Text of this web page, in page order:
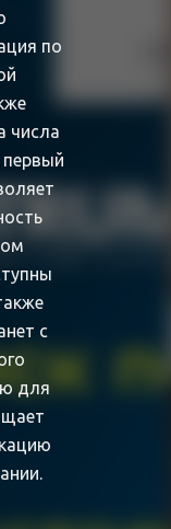
по
числа
с
для